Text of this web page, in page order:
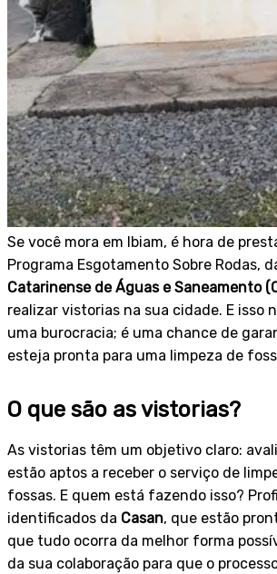
Se você mora em Ibiam, é hora de
Programa Esgotamento Sobre Rodas,
Catarinense de Águas e Saneamento
realizar vistorias na sua cidade. E isso
uma burocracia; é uma chance de
esteja pronta para uma limpeza de
O que são as vistorias?
As vistorias têm um objetivo claro:
estão aptos a receber o serviço de
fossas. E quem está fazendo isso?
identificados da Casan, que estão
que tudo ocorra da melhor forma
da sua colaboração para que o